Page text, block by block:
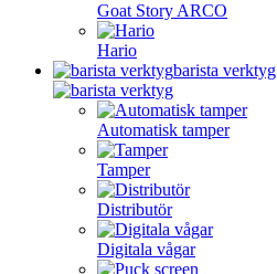
Goat Story ARCO
Hario
barista verktyg
Automatisk tamper
Tamper
Distributör
Digitala vågar